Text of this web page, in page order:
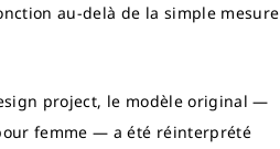
au-delà de la simple mesure
project, le modèle original —
femme — a été réinterprété